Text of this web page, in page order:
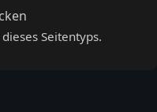
Seitentyps.